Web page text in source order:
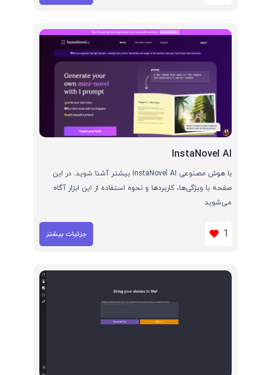
InstaNovel AI
با هوش مصنوعی InstaNovel AI بیشتر آشنا شوید. در این
صفحه با ویژگی‌ها، کاربردها و نحوه استفاده از این ابزار آگاه
می‌شوید
1 جزئیات بیشتر